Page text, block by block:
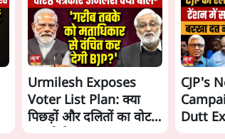
Urmilesh Exposes
Voter List Plan: क्या
पिछड़ों और दलितों का वोट
CJP's
Dutt